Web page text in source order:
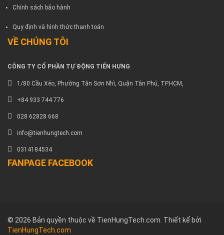
Chính sách bảo hành
Quy định và hình thức thanh toán
VỀ CHÚNG TÔI
CÔNG TY CỔ PHẦN TỰ ĐỘNG TIẾN HƯNG
1/80 Cầu Xéo, Phường Tân Sơn Nhì, Quận Tân Phú, TP.HCM,
+84 933 744 776
028 62828 668
info@tienhungtech.com
0314184534
FANPAGE FACEBOOK
© 2026 Bản quyền thuộc về TienHungTech.com. Thiết kể bởi
TienHungTech.com